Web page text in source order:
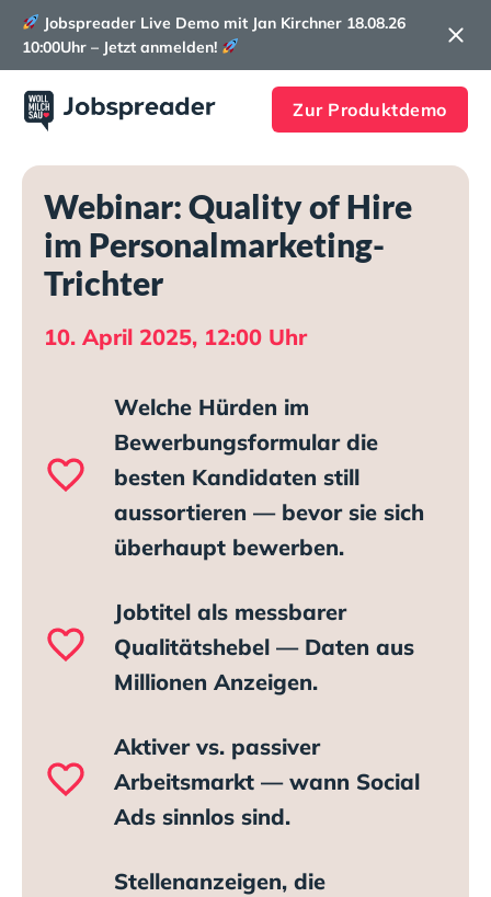
Jobspreader Live Demo mit Jan Kirchner 18.08.26
10:00Uhr – Jetzt anmelden!
Zur Produktdemo
Webinar: Quality of Hire
im Personalmarketing-
Trichter
10. April 2025, 12:00 Uhr
Welche Hürden im
Bewerbungsformular die
besten Kandidaten still
aussortieren — bevor sie sich
überhaupt bewerben.
Jobtitel als messbarer
Qualitätshebel — Daten aus
Millionen Anzeigen.
Aktiver vs. passiver
Arbeitsmarkt — wann Social
Ads sinnlos sind.
Stellenanzeigen, die